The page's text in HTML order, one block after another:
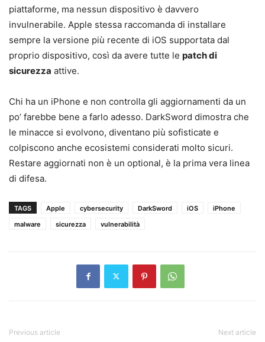
piattaforme, ma nessun dispositivo è davvero
invulnerabile. Apple stessa raccomanda di installare
sempre la versione più recente di iOS supportata dal
proprio dispositivo, così da avere tutte le patch di
sicurezza attive.
Chi ha un iPhone e non controlla gli aggiornamenti da un
po’ farebbe bene a farlo adesso. DarkSword dimostra che
le minacce si evolvono, diventano più sofisticate e
colpiscono anche ecosistemi considerati molto sicuri.
Restare aggiornati non è un optional, è la prima vera linea
di difesa.
TAGS Apple cybersecurity DarkSword iOS
iPhone
malware
sicurezza vulnerabilità
Previous article Next article